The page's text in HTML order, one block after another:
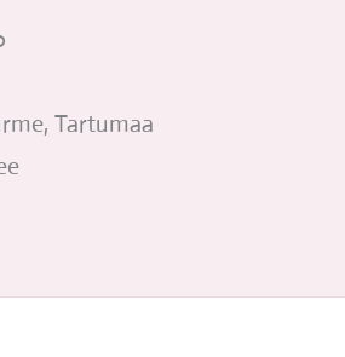
Tartumaa